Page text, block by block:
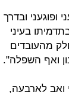
ופוגעני ובדרך
בעיני
מהעובדים
ואף השפלה".
ואב לארבעה,